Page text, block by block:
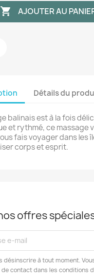
 AJOUTER AU
Détails du
balinais est à la fois
et rythmé, ce massage
fais voyager dans les
corps et esprit.
offres
désinscrire à tout moment.
contact dans les conditions